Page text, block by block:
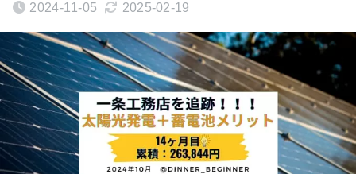
2024-11-05 2025-02-19